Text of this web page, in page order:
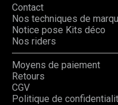
Contact
Nos techniques de
Notice pose Kits déco
Nos riders
Moyens de paiement
Retours
CGV
Politique de